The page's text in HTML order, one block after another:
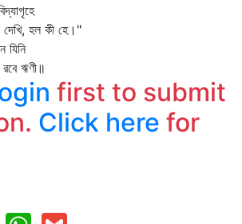
দেখি, হল কী হে।"
যিনি
রবে ঋণী॥
first to submit
Click here for